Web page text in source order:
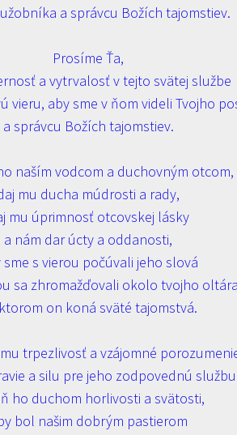
a správcu Božích tajomstiev.
Prosíme Ťa,
a vytrvalosť v tejto svätej službe
vieru, aby sme v ňom videli Tvojho
a správcu Božích tajomstiev.
naším vodcom a duchovným otcom,
mu ducha múdrosti a rady,
mu úprimnosť otcovskej lásky
a nám dar úcty a oddanosti,
sme s vierou počúvali jeho slová
sa zhromažďovali okolo tvojho
on koná sväté tajomstvá.
trpezlivosť a vzájomné
a silu pre jeho zodpovednú
ho duchom horlivosti a svätosti,
bol našim dobrým pastierom